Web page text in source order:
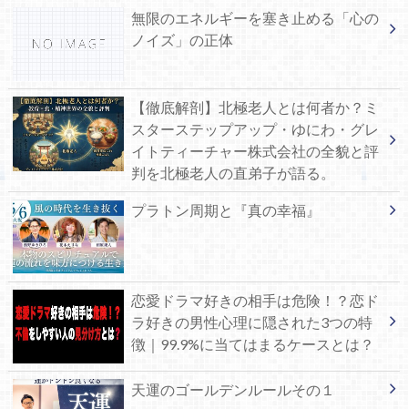
無限のエネルギーを塞き止める「心の
ノイズ」の正体
【徹底解剖】北極老人とは何者か？ミ
スターステップアップ・ゆにわ・グレ
イトティーチャー株式会社の全貌と評
判を北極老人の直弟子が語る。
プラトン周期と『真の幸福』
恋愛ドラマ好きの相手は危険！？恋ド
ラ好きの男性心理に隠された3つの特
徴｜99.9%に当てはまるケースとは？
天運のゴールデンルールその１